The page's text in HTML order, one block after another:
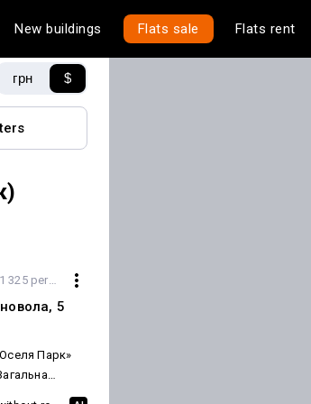
New buildings Flats sale Flats rent
грн $
325 per m²
5
Парк»
2 спальні